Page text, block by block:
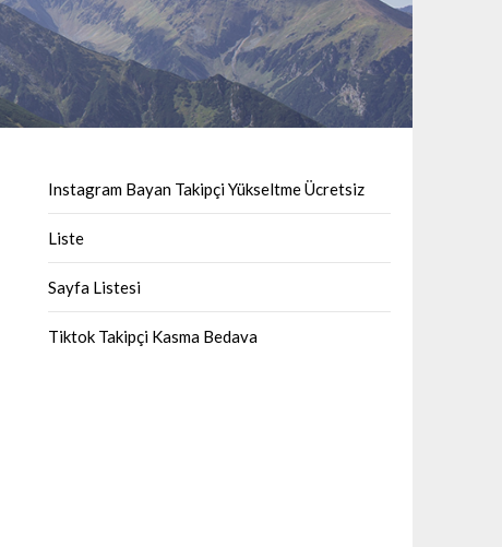
Instagram Bayan Takipçi Yükseltme Ücretsiz
Liste
Sayfa Listesi
Tiktok Takipçi Kasma Bedava